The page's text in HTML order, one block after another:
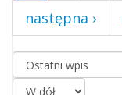
następna ›
Porządkuj według
Sortowanie